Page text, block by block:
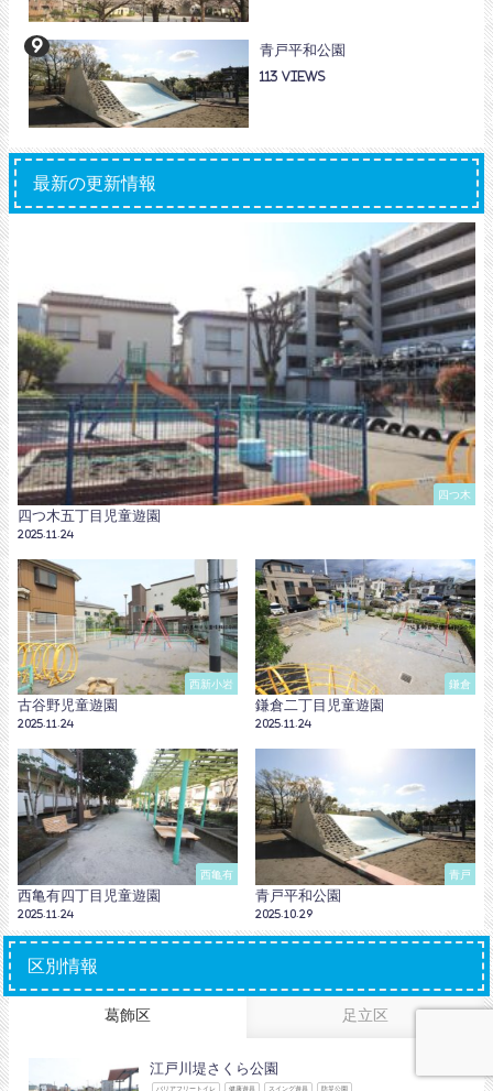
青戸平和公園
113
最新の更新情報
四つ木
四つ木五丁目児童遊園
2025.11.24
西新小岩
古谷野児童遊園
2025.11.24
鎌倉
鎌倉二丁目児童遊園
2025.11.24
西亀有
西亀有四丁目児童遊園
2025.11.24
青戸
青戸平和公園
2025.10.29
区別情報
葛飾区 足立区
江戸川堤さくら公園
バリアフリートイレ 健康遊具 スイング遊具 防災公園